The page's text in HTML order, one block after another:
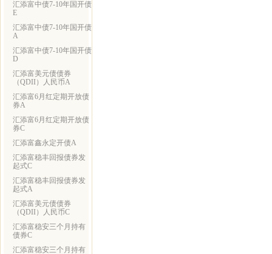
汇添富中债7-10年国开债
E
汇添富中债7-10年国开债
A
汇添富中债7-10年国开债
D
汇添富美元债债券
（QDII）人民币A
汇添富6月红定期开放债
券A
汇添富6月红定期开放债
券C
汇添富鑫永定开债A
汇添富稳丰回报债券发
起式C
汇添富稳丰回报债券发
起式A
汇添富美元债债券
（QDII）人民币C
汇添富稳安三个月持有
债券C
汇添富稳安三个月持有